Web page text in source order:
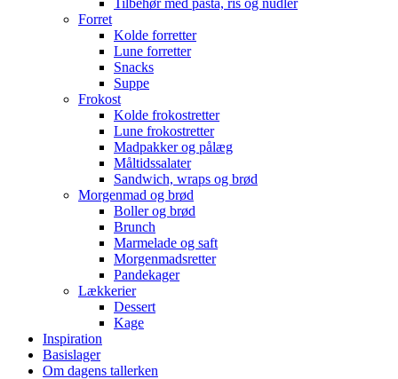
Tilbehør med pasta, ris og nudler
Forret
Kolde forretter
Lune forretter
Snacks
Suppe
Frokost
Kolde frokostretter
Lune frokostretter
Madpakker og pålæg
Måltidssalater
Sandwich, wraps og brød
Morgenmad og brød
Boller og brød
Brunch
Marmelade og saft
Morgenmadsretter
Pandekager
Lækkerier
Dessert
Kage
Inspiration
Basislager
Om dagens tallerken